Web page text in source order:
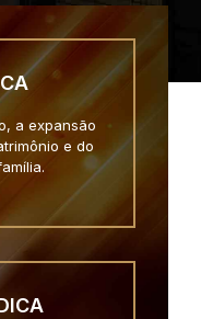
a expansão
e do